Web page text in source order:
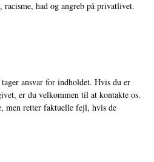
racisme, had og angreb på privatlivet.
ansvar for indholdet. Hvis du er
er du velkommen til at kontakte os.
retter faktuelle fejl, hvis de